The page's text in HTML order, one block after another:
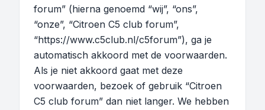
forum” (hierna genoemd “wij”, “ons”,
“onze”, “Citroen C5 club forum”,
“https://www.c5club.nl/c5forum”), ga je
automatisch akkoord met de voorwaarden.
Als je niet akkoord gaat met deze
voorwaarden, bezoek of gebruik “Citroen
C5 club forum” dan niet langer. We hebben